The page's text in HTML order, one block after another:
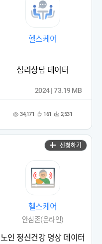
헬스케어
심리상담 데이터
조 34,171 관
록
161 다 2,531
2024 | 73.19 MB
헬스케어
안심존(온라인)
노인 정신건강 영상 데이터
신청하기